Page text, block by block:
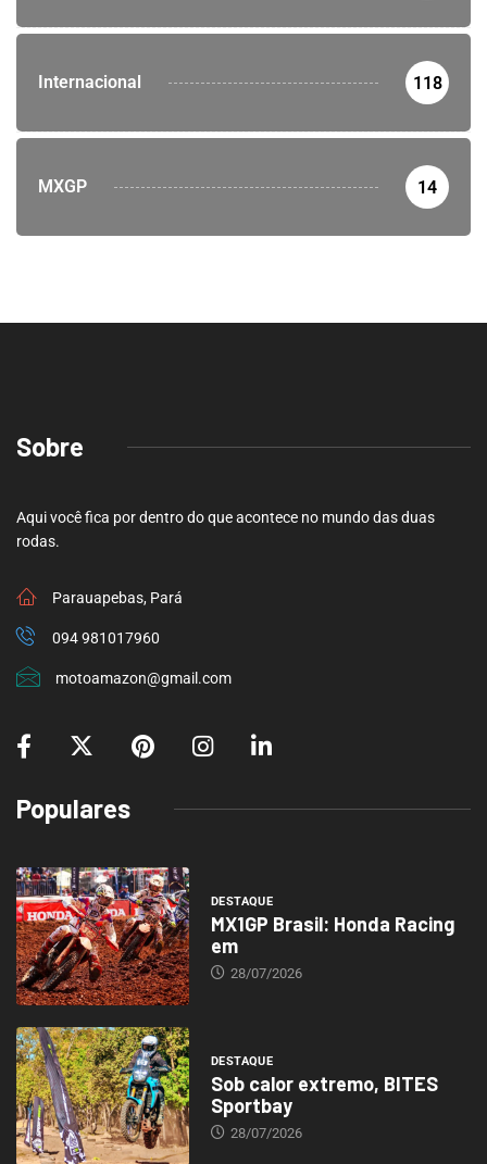
Internacional 118
MXGP 14
Sobre
Aqui você fica por dentro do que acontece no mundo das duas
rodas.
Parauapebas, Pará
094 981017960
motoamazon@gmail.com
Populares
DESTAQUE
MX1GP Brasil: Honda Racing
em
28/07/2026
DESTAQUE
Sob calor extremo, BITES
Sportbay
28/07/2026